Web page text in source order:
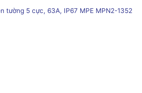
tường 5 cực, 63A, IP67 MPE MPN2-1352